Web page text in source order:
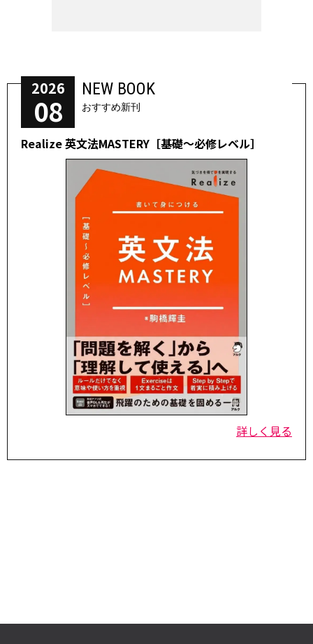
2026
08
NEW BOOK
おすすめ新刊
Realize 英文法MASTERY［基礎～必修レベル］
詳しく見る